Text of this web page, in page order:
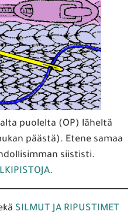
puolelta (OP) läheltä
päästä). Etene samaa
siististi.
.
SILMUT JA RIPUSTIMET